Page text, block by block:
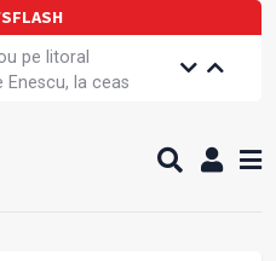
pe litoral
la ceas
este cea mai
sexuală
fabrici ar pune